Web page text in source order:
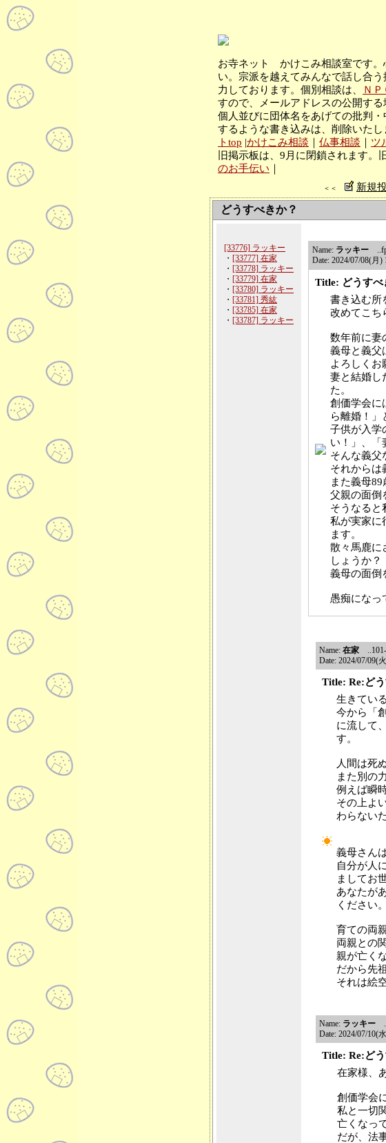
お寺ネット かけこみ相談室です。
い。宗派を越えてみんなで話し合
力しております。個別相談は、
Ｎ
すので、メールアドレスの公開す
個人並びに団体名をあげての批判
するような書き込みは、削除いた
トtop |かけこみ相談 仏事相談 ツ
旧掲示板は、9月に閉鎖されます。
のお手伝い
＜＜ 新規
どうすべきか？
[33776] ラッキー
・ [33777] 在家
・ [33778] ラッキー
・ [33779] 在家
・ [33780] ラッキー
・ [33781] 秀紘
・ [33785] 在家
・ [33787] ラッキー
Name: ラッキー
Date: 2024/07/08(月
Title: どうすべ
書き込む所
改めてこち
数年前に妻
義母と義父
よろしくお
妻と結婚し
た。
創価学会に
ら離婚！」
子供が入学
い！」、「
そんな義父
それからは
また義母
父親の面倒
そうなると
私が実家に
ます。
散々馬鹿に
しょうか？
義母の面倒
愚痴になっ
Name: 在家 ..101-
Date: 2024/07/09(
Title: Re:ど
生きてい
今から「
に流して
す。
人間は死
また別の
例えば瞬
その上よ
わらない
義母さん
自分が人
ましてお
あなたが
ください。
育ての両
両親との
親が亡く
だから先
それは絵
Name: ラッキー
Date: 2024/07/10(
Title: Re:ど
在家様、
創価学会
私と一切
亡くなっ
だが、法